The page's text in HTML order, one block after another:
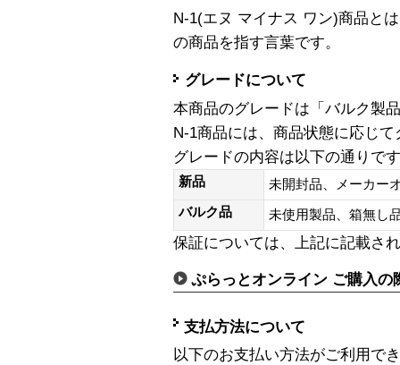
N-1(エヌ マイナス ワン)商品と
の商品を指す言葉です。
グレードについて
本商品のグレードは「バルク製
N-1商品には、商品状態に応じ
グレードの内容は以下の通りで
新品
未開封品、メーカー
バルク品
未使用製品、箱無
保証については、上記に記載さ
ぷらっとオンライン ご購入の
支払方法について
以下のお支払い方法がご利用で